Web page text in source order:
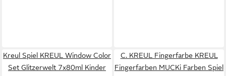
Kreul Spiel KREUL Window Color
Set Glitzerwelt 7x80ml Kinder
C. KREUL Fingerfarbe KREUL
Fingerfarben MUCKi Farben Spiel